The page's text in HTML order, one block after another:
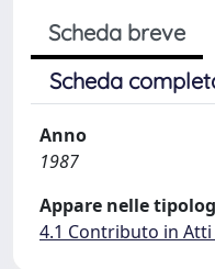
Scheda breve
Scheda
Anno
1987
Appare nelle
4.1 Contributo in